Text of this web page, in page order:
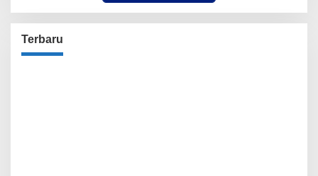
Terbaru